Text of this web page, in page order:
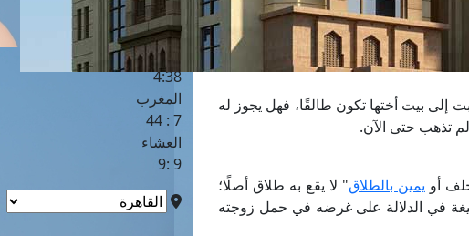
إلى بيت أختها تكون طالقًا، فهل يجوز له
تذهب حتى الآن.
أو يمين بالطلاق" لا يقع به طلاق أصلًا؛
في الدلالة على غرضه في حمل زوجته
الظهر
1 : 1
العصر
4:38
المغرب
7 : 44
العشاء
9 :9